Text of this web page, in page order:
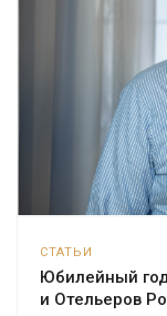
СТАТЬИ
Юбилейный
и Отельеров